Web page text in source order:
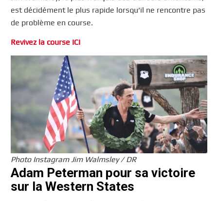
est décidément le plus rapide lorsqu’il ne rencontre pas
de problème en course.
Revivez la course ICI
Photo Instagram Jim Walmsley / DR
Adam Peterman pour sa victoire
sur la Western States